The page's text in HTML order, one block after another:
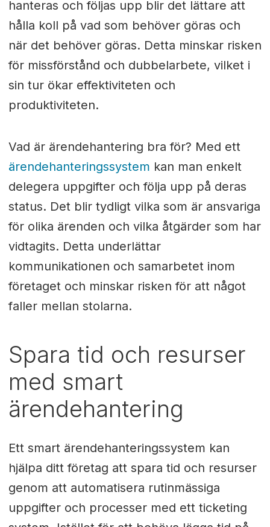
hanteras och följas upp blir det lättare att
hålla koll på vad som behöver göras och
när det behöver göras. Detta minskar risken
för missförstånd och dubbelarbete, vilket i
sin tur ökar effektiviteten och
produktiviteten.
Vad är ärendehantering bra för? Med ett
ärendehanteringssystem kan man enkelt
delegera uppgifter och följa upp på deras
status. Det blir tydligt vilka som är ansvariga
för olika ärenden och vilka åtgärder som har
vidtagits. Detta underlättar
kommunikationen och samarbetet inom
företaget och minskar risken för att något
faller mellan stolarna.
Spara tid och resurser
med smart
ärendehantering
Ett smart ärendehanteringssystem kan
hjälpa ditt företag att spara tid och resurser
genom att automatisera rutinmässiga
uppgifter och processer med ett ticketing